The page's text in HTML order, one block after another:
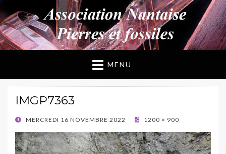
ANPF
Association Nantaise Pierres et Fossiles
MENU
IMGP7363
POSTED
MERCREDI 16 NOVEMBRE 2022 1200 × 900